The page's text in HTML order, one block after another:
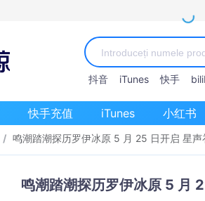
抖音 iTunes 快手
快手充值 iTunes 小红书
/ 鸣潮踏潮探历罗伊冰原 5 月 25 日开启 星声
鸣潮踏潮探历罗伊冰原 5 月